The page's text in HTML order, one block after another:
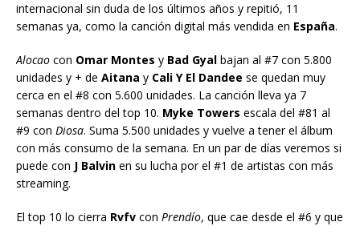
internacional sin duda de los últimos años y repitió, 11
semanas ya, como la canción digital más vendida en España.
Alocao con Omar Montes y Bad Gyal bajan al #7 con 5.800
unidades y + de Aitana y Cali Y El Dandee se quedan muy
cerca en el #8 con 5.600 unidades. La canción lleva ya 7
semanas dentro del top 10. Myke Towers escala del #81 al
#9 con Diosa. Suma 5.500 unidades y vuelve a tener el álbum
con más consumo de la semana. En un par de días veremos si
puede con J Balvin en su lucha por el #1 de artistas con más
streaming.
El top 10 lo cierra Rvfv con Prendío, que cae desde el #6 y que